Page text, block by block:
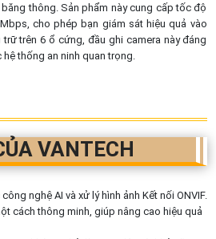
thông. Sản phẩm này cung cấp tốc độ
cho phép bạn giám sát hiệu quả vào
trên 6 ổ cứng, đầu ghi camera này đáng
thống an ninh quan trọng.
VANTECH
nghệ AI và xử lý hình ảnh Kết nối ONVIF.
cách thông minh, giúp nâng cao hiệu quả